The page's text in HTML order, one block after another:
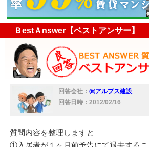
ＢestＡnswer【ベストアンサー】
回答会社： ㈱アルプス建設
回答日時：2012/02/16
質問内容を整理しますと
①入居者が１ヶ月前予告にて退去するこ